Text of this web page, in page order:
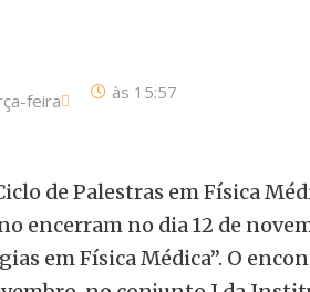
feira às 15:57
de Palestras em Física
encerram no dia 12 de
em Física Médica”. O